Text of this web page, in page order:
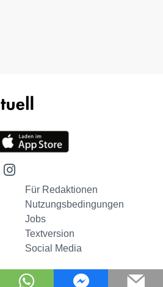
Für Redaktionen
Nutzungsbedingungen
Jobs
Textversion
Social Media